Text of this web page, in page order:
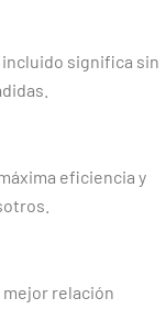
significa sin
eficiencia y
mejor relación